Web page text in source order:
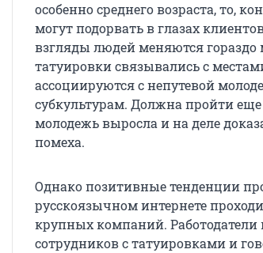
особенно среднего возраста, то,
могут подорвать в глазах
взгляды людей меняются
татуировки связывались с
ассоциируются с непутевой
субкультурам. Должна пройти
молодежь выросла и на деле
помеха.
Однако позитивные тенденции
русскоязычном интернете
крупных компаний.
сотрудников с татуировками и